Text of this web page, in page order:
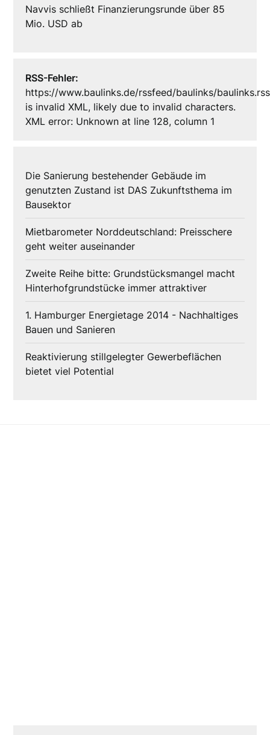
Navvis schließt Finanzierungsrunde über 85
Mio. USD ab
RSS-Fehler:
https://www.baulinks.de/rssfeed/baulinks/baulinks.rss
is invalid XML, likely due to invalid characters.
XML error: Unknown at line 128, column 1
Die Sanierung bestehender Gebäude im
genutzten Zustand ist DAS Zukunftsthema im
Bausektor
Mietbarometer Norddeutschland: Preisschere
geht weiter auseinander
Zweite Reihe bitte: Grundstücksmangel macht
Hinterhofgrundstücke immer attraktiver
1. Hamburger Energietage 2014 - Nachhaltiges
Bauen und Sanieren
Reaktivierung stillgelegter Gewerbeflächen
bietet viel Potential